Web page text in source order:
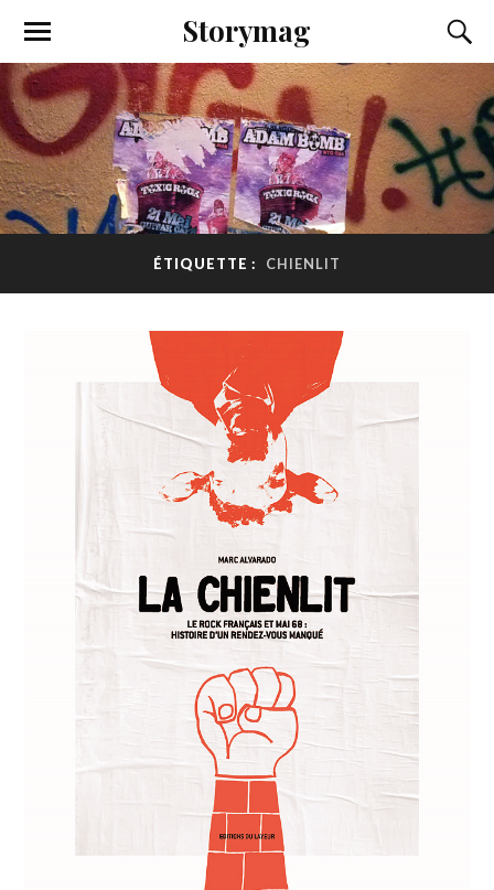
Storymag
ÉTIQUETTE : CHIENLIT